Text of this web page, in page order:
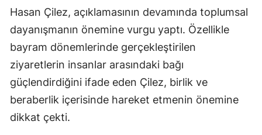
Hasan Çilez, açıklamasının devamında toplumsal
dayanışmanın önemine vurgu yaptı. Özellikle
bayram dönemlerinde gerçekleştirilen
ziyaretlerin insanlar arasındaki bağı
güçlendirdiğini ifade eden Çilez, birlik ve
beraberlik içerisinde hareket etmenin önemine
dikkat çekti.